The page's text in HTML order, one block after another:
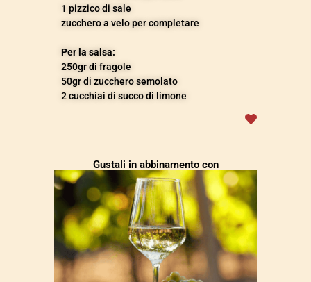
1 pizzico di sale
zucchero a velo per completare
Per la salsa:
250gr di fragole
50gr di zucchero semolato
2 cucchiai di succo di limone
Gustali in abbinamento con